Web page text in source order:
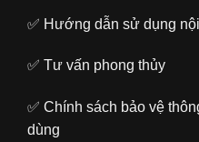
✅ Hướng dẫn sử dụng
✅ Tư vấn phong thủy
✅ Chính sách bảo vệ
dùng